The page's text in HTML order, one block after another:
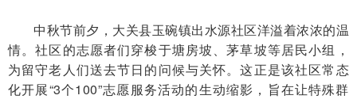
中秋节前夕，大关县玉碗镇出水源社区洋溢着浓浓的温
情。社区的志愿者们穿梭于塘房坡、茅草坡等居民小组，
为留守老人们送去节日的问候与关怀。这正是该社区常态
化开展“3个100”志愿服务活动的生动缩影，旨在让特殊群